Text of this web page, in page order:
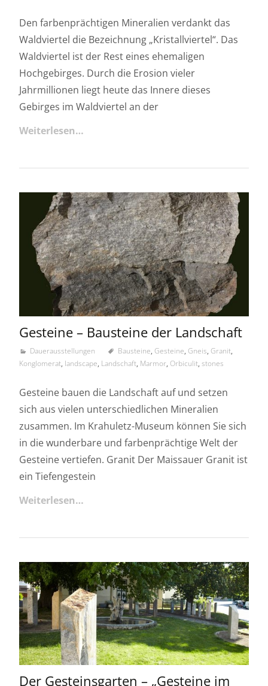
Den farbenprächtigen Mineralien verdankt das
Waldviertel die Bezeichnung „Kristallviertel“. Das
Waldviertel ist der Rest eines ehemaligen
Hochgebirges. Durch die Erosion vieler
Jahrmillionen liegt heute das Innere dieses
Gebirges im Waldviertel an der
Weiterlesen…
Gesteine – Bausteine der Landschaft
Dauerausstellungen Bausteine, Gesteine, Gneis, Granit,
Konglomerat, landscape, Landschaft, Marmor, Orbiculit, stones
Gesteine bauen die Landschaft auf und setzen
sich aus vielen unterschiedlichen Mineralien
zusammen. Im Krahuletz-Museum können Sie sich
in die wunderbare und farbenprächtige Welt der
Gesteine vertiefen. Granit Der Maissauer Granit ist
ein Tiefengestein
Weiterlesen…
Der Gesteinsgarten – „Gesteine im